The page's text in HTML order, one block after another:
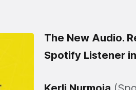
The New Audio.
Spotify Listener